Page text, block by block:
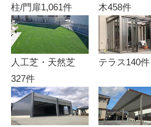
柱/門扉1,061件
木458件
人工芝・天然芝
327件
テラス140件